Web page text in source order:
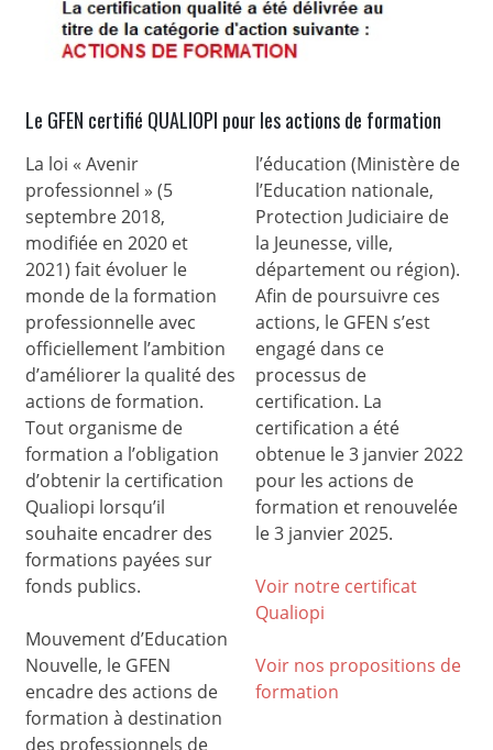
Le GFEN certifié QUALIOPI pour les actions de formation
La loi « Avenir
professionnel » (5
septembre 2018,
modifiée en 2020 et
2021) fait évoluer le
monde de la formation
professionnelle avec
officiellement l’ambition
d’améliorer la qualité des
actions de formation.
Tout organisme de
formation a l’obligation
d’obtenir la certification
Qualiopi lorsqu’il
souhaite encadrer des
formations payées sur
fonds publics.
Mouvement d’Education
Nouvelle, le GFEN
encadre des actions de
formation à destination
des professionnels de
l’éducation (Ministère de
l’Education nationale,
Protection Judiciaire de
la Jeunesse, ville,
département ou région).
Afin de poursuivre ces
actions, le GFEN s’est
engagé dans ce
processus de
certification. La
certification a été
obtenue le 3 janvier 2022
pour les actions de
formation et renouvelée
le 3 janvier 2025.
Voir notre certificat
Qualiopi
Voir nos propositions de
formation